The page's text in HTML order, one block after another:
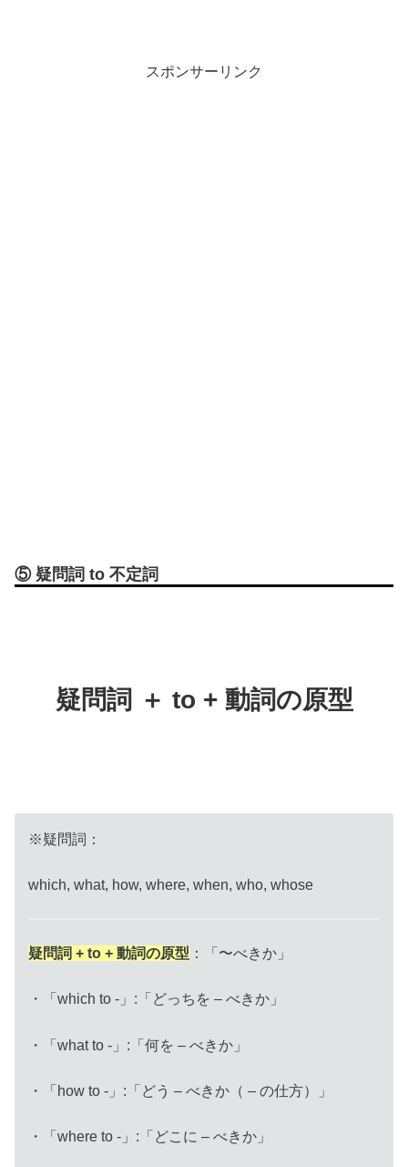
スポンサーリンク
⑤ 疑問詞 to 不定詞
疑問詞 ＋ to + 動詞の原型
※疑問詞：
which, what, how, where, when, who, whose
疑問詞 + to + 動詞の原型 ：「〜べきか」
・「which to -」:「どっちを – べきか」
・「what to -」:「何を – べきか」
・「how to -」:「どう – べきか（ – の仕方）」
・「where to -」:「どこに – べきか」